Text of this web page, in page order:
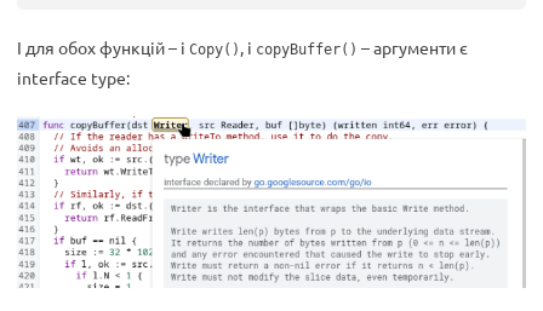
І для обох функцій – і Copy() , і copyBuffer() – аргументи є
interface type: